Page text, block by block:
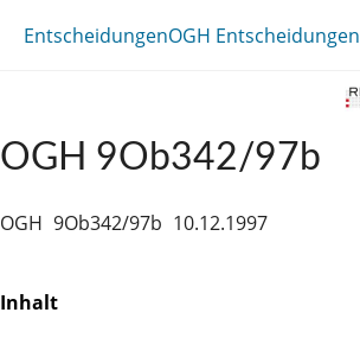
EntscheidungenOGH Entscheidungen
OGH 9Ob342/97b
OGH 9Ob342/97b 10.12.1997
Inhalt